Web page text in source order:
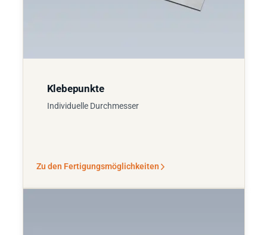
Klebepunkte
Individuelle Durchmesser
Zu den Fertigungsmöglichkeiten